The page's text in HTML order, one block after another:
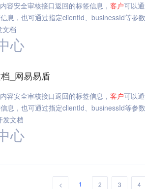
容安全审核接口返回的标签信息， 客户可以
息，也可通过指定clientId、businessId等参
文档
心
_网易易盾
容安全审核接口返回的标签信息， 客户可以
息，也可通过指定clientId、businessId等参
发文档
心
< 1 2 3 4